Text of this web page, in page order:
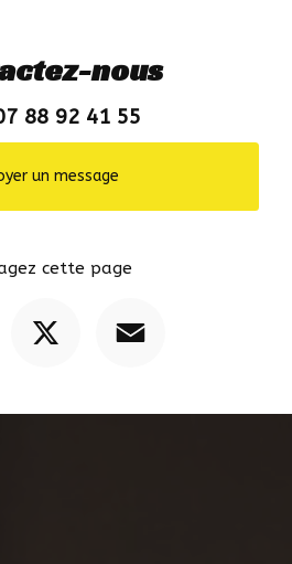
nous
88 92 41 55
un message
cette page